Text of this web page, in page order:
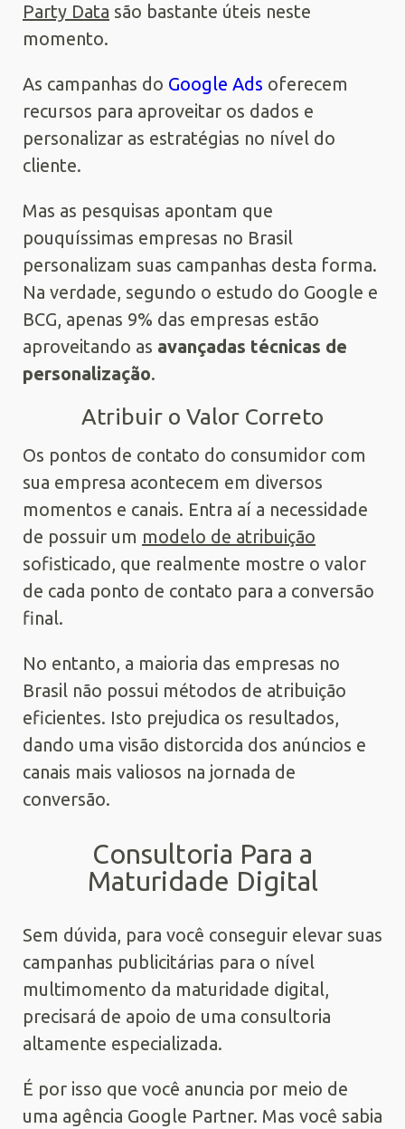
Party Data são bastante úteis neste
momento.
As campanhas do Google Ads oferecem
recursos para aproveitar os dados e
personalizar as estratégias no nível do
cliente.
Mas as pesquisas apontam que
pouquíssimas empresas no Brasil
personalizam suas campanhas desta forma.
Na verdade, segundo o estudo do Google e
BCG, apenas 9% das empresas estão
aproveitando as avançadas técnicas de
personalização.
Atribuir o Valor Correto
Os pontos de contato do consumidor com
sua empresa acontecem em diversos
momentos e canais. Entra aí a necessidade
de possuir um modelo de atribuição
sofisticado, que realmente mostre o valor
de cada ponto de contato para a conversão
final.
No entanto, a maioria das empresas no
Brasil não possui métodos de atribuição
eficientes. Isto prejudica os resultados,
dando uma visão distorcida dos anúncios e
canais mais valiosos na jornada de
conversão.
Consultoria Para a
Maturidade Digital
Sem dúvida, para você conseguir elevar suas
campanhas publicitárias para o nível
multimomento da maturidade digital,
precisará de apoio de uma consultoria
altamente especializada.
É por isso que você anuncia por meio de
uma agência Google Partner. Mas você sabia